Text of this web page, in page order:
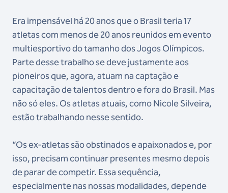
Era impensável há 20 anos que o Brasil teria 17
atletas com menos de 20 anos reunidos em evento
multiesportivo do tamanho dos Jogos Olímpicos.
Parte desse trabalho se deve justamente aos
pioneiros que, agora, atuam na captação e
capacitação de talentos dentro e fora do Brasil. Mas
não só eles. Os atletas atuais, como Nicole Silveira,
estão trabalhando nesse sentido.
“Os ex-atletas são obstinados e apaixonados e, por
isso, precisam continuar presentes mesmo depois
de parar de competir. Essa sequência,
especialmente nas nossas modalidades, depende